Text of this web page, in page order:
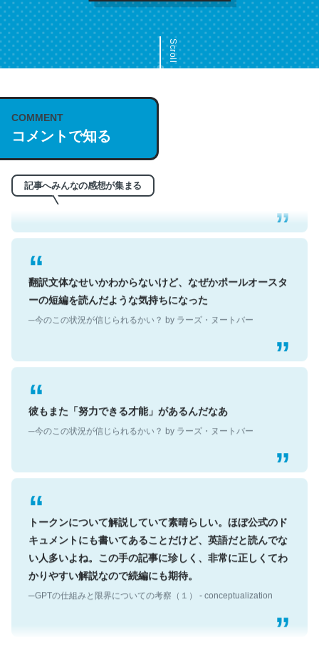
Scroll
COMMENT
コメントで知る
記事へみんなの感想が集まる
これは名文。彼はとてもクレバーなんだろうなと凄く思
う。英語少しでも読める人は原文もお勧め。自分はこの流
─今のこの状況が信じられるかい？ by ラーズ・ヌートバー
翻訳文体なせいかわからないけど、なぜかポールオースタ
ーの短編を読んだような気持ちになった
─今のこの状況が信じられるかい？ by ラーズ・ヌートバー
彼もまた「努力できる才能」があるんだなあ
─今のこの状況が信じられるかい？ by ラーズ・ヌートバー
トークンについて解説していて素晴らしい。ほぼ公式のド
キュメントにも書いてあることだけど、英語だと読んでな
い人多いよね。この手の記事に珍しく、非常に正しくてわ
かりやすい解説なので続編にも期待。
─GPTの仕組みと限界についての考察（１） - conceptualization